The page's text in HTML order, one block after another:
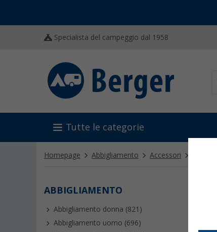
Specialista del campeggio dal 1958
Tutte le categorie
Homepage Abbigliamento Accessori
ABBIGLIAMENTO
Abbigliamento donna (821)
Abbigliamento uomo (696)